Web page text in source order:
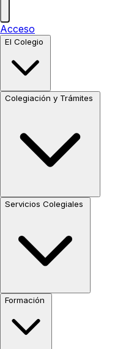
Acceso
El Colegio
Colegiación y Trámites
Servicios Colegiales
Formación